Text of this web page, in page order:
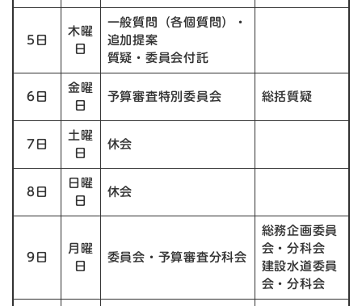
5日
木曜
日
一般質問（各個質問）・
追加提案
質疑・委員会付託
6日
金曜
日
予算審査特別委員会 総括質疑
7日
土曜
日
休会
8日
日曜
日
休会
9日
月曜
日
委員会・予算審査分科会
総務企画委員
会・分科会
建設水道委員
会・分科会